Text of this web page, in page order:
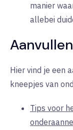
manier
allebei
Hier vind je een
kneepjes van
Tips voor